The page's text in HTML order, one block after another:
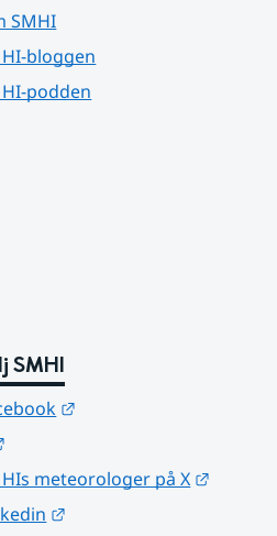
SMHI
bloggen
podden
SMHI
meteorologer på X